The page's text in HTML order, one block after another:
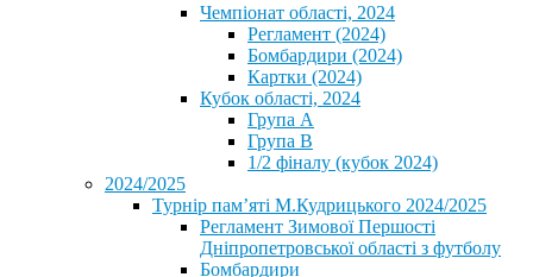
Чемпіонат області, 2024
Регламент (2024)
Бомбардири (2024)
Картки (2024)
Кубок області, 2024
Група А
Група В
1/2 фіналу (кубок 2024)
2024/2025
Турнір пам’яті М.Кудрицького 2024/2025
Регламент Зимової Першості
Дніпропетровської області з футболу
Бомбардири